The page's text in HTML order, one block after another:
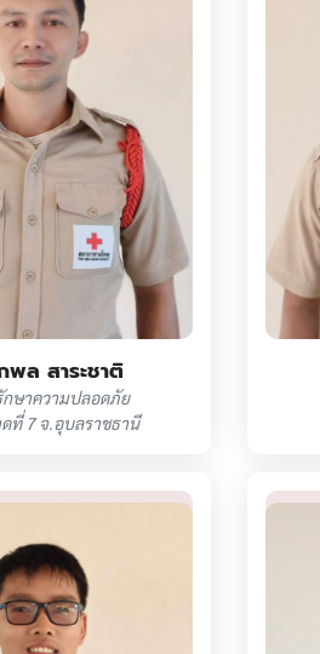
พล สาระชาติ
ษาความปลอดภัย
ที่ 7 จ.อุบลราชธานี